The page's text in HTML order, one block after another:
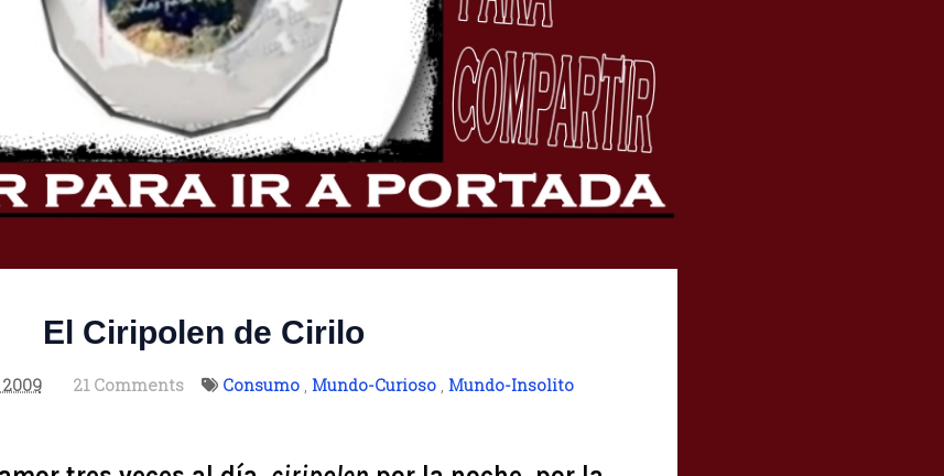
El Ciripolen de Cirilo
21 Comments Consumo, Mundo-Curioso, Mundo-Insolito